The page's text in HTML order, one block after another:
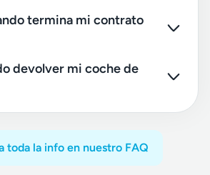
termina mi contrato
devolver mi coche de
toda la info en nuestro FAQ